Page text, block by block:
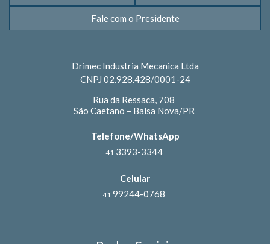
Fale com o Presidente
Drimec Industria Mecanica Ltda
CNPJ 02.928.428/0001-24
Rua da Ressaca, 708
São Caetano – Balsa Nova/PR
Telefone/WhatsApp
41 3393-3344
Celular
41 99244-0768